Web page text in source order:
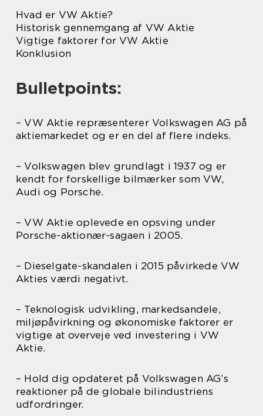
Hvad er VW Aktie?
Historisk gennemgang af VW Aktie
Vigtige faktorer for VW Aktie
Konklusion
Bulletpoints:
– VW Aktie repræsenterer Volkswagen AG på
aktiemarkedet og er en del af flere indeks.
– Volkswagen blev grundlagt i 1937 og er
kendt for forskellige bilmærker som VW,
Audi og Porsche.
– VW Aktie oplevede en opsving under
Porsche-aktionær-sagaen i 2005.
– Dieselgate-skandalen i 2015 påvirkede VW
Akties værdi negativt.
– Teknologisk udvikling, markedsandele,
miljøpåvirkning og økonomiske faktorer er
vigtige at overveje ved investering i VW
Aktie.
– Hold dig opdateret på Volkswagen AG’s
reaktioner på de globale bilindustriens
udfordringer.